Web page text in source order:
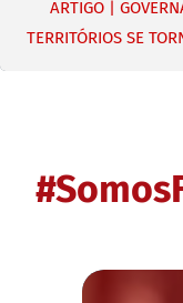
A MISSÃO É A